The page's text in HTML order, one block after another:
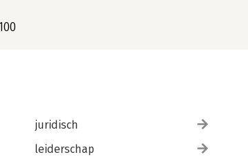
juridisch
leiderschap